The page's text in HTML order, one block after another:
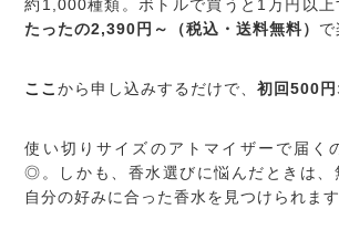
約1,000種類。ボトルで買うと1万円以上
たったの2,390円～（税込・送料無料）
ここから申し込みするだけで、初回500
使い切りサイズのアトマイザーで届く
◎。しかも、香水選びに悩んだときは、
自分の好みに合った香水を見つけられます